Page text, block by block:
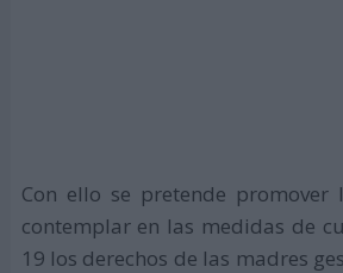
Con ello se pretende
contemplar en las medidas de
19 los derechos de las madres